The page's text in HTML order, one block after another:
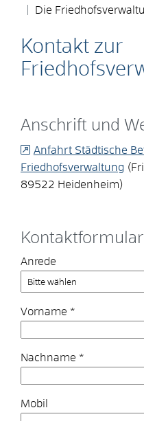
Die
Kontakt zur
Anschrift und
Anfahrt Städtische
Friedhofsverwaltung
89522 Heidenheim)
Kontaktformular
Anrede
Vorname *
Nachname *
Mobil